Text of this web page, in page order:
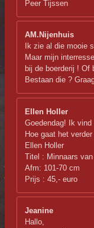
Peer Tijssen
AM.Nijenhuis
Ik zie al die mooie
Maar mijn
bij de boerderij ! Of
Bestaan die ?
Ellen Holler
Goedendag! Ik vind
Hoe gaat het
Ellen Holler
Titel : Minnaars
Afm: 101-70 cm
Prijs : 45,- euro
Jeanine
Hallo,